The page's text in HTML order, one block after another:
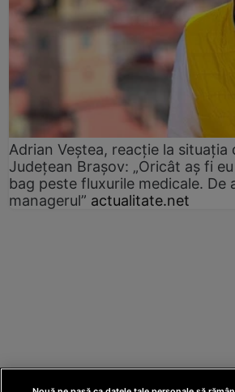
Adrian Veștea, reacție la situația
Județean Brașov: „Oricât aș fi
bag peste fluxurile medicale. De
managerul” actualitate.net